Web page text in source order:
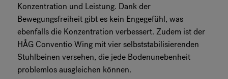
Konzentration und Leistung. Dank der
Bewegungsfreiheit gibt es kein Engegefühl, was
ebenfalls die Konzentration verbessert. Zudem ist der
HÅG Conventio Wing mit vier selbststabilisierenden
Stuhlbeinen versehen, die jede Bodenunebenheit
problemlos ausgleichen können.